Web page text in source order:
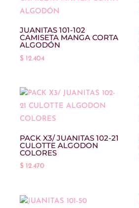
JUANITAS 101-102
CAMISETA MANGA CORTA
ALGODÓN
$ 12.404
PACK X3/ JUANITAS 102-21
CULOTTE ALGODON
COLORES
$ 12.470